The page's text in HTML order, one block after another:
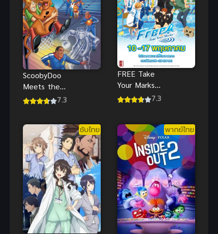
ScoobyDoo
Meets the
Harlem
รวมดาว
7.3
FREE Take
Your Marks
ฟรี เทค ยัวร์7.3
ซับไทย พากย์ไทย